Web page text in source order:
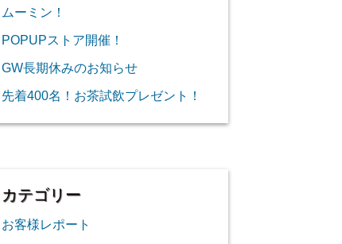
ムーミン！
POPUPストア開催！
GW長期休みのお知らせ
先着400名！お茶試飲プレゼント！
カテゴリー
お客様レポート